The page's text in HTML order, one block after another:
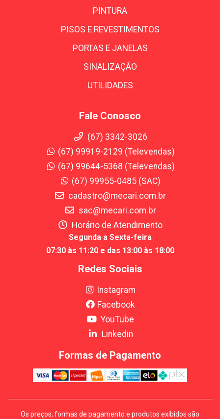
PINTURA
PISOS E REVESTIMENTOS
PORTAS E JANELAS
SINALIZAÇÃO
UTILIDADES
Fale Conosco
(67) 3342-3026
(67) 99919-2129 (Televendas)
(67) 99644-5368 (Televendas)
(67) 99955-0485 (SAC)
cadastro@mecari.com.br
sac@mecari.com.br
Horário de Atendimento
Segunda a Sexta-feira
07:30 às 11:20 e das 13:00 às 18:00
Redes Sociais
Instagram
Facebook
YouTube
Linkedin
Formas de Pagamento
Os preços, formas de pagamento e produtos exibidos são